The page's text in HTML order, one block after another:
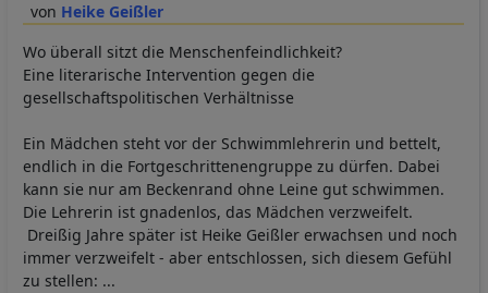
Heike Geißler
Wo überall sitzt die Menschenfeindlichkeit?
Eine literarische Intervention gegen die
gesellschaftspolitischen Verhältnisse
Ein Mädchen steht vor der Schwimmlehrerin und bettelt,
endlich in die Fortgeschrittenengruppe zu dürfen. Dabei
kann sie nur am Beckenrand ohne Leine gut schwimmen.
Die Lehrerin ist gnadenlos, das Mädchen verzweifelt.
Dreißig Jahre später ist Heike Geißler erwachsen und noch
immer verzweifelt - aber entschlossen, sich diesem Gefühl
zu stellen: ...